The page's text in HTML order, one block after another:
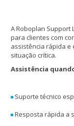
A Roboplan Support
para clientes com
assistência rápida e
situação crítica.
Assistência
Suporte técnico
Resposta rápida a